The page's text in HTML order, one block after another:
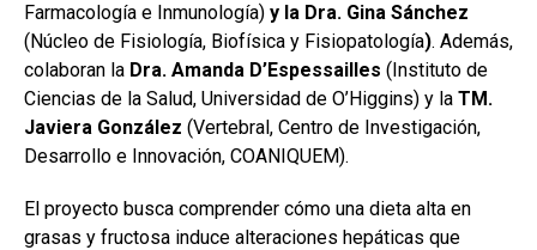
Farmacología e Inmunología) y la Dra. Gina Sánchez
(Núcleo de Fisiología, Biofísica y Fisiopatología). Además,
colaboran la Dra. Amanda D’Espessailles (Instituto de
Ciencias de la Salud, Universidad de O’Higgins) y la TM.
Javiera González (Vertebral, Centro de Investigación,
Desarrollo e Innovación, COANIQUEM).
El proyecto busca comprender cómo una dieta alta en
grasas y fructosa induce alteraciones hepáticas que